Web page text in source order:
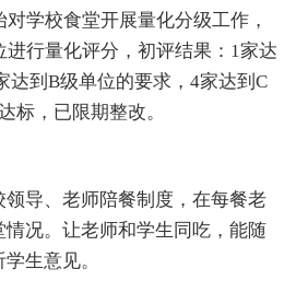
学校食堂开展量化分级工作，
进行量化评分，初评结果：1家达
达到B级单位的要求，4家达到C
标，已限期整改。
导、老师陪餐制度，在每餐老
况。让老师和学生同吃，能随
生意见。